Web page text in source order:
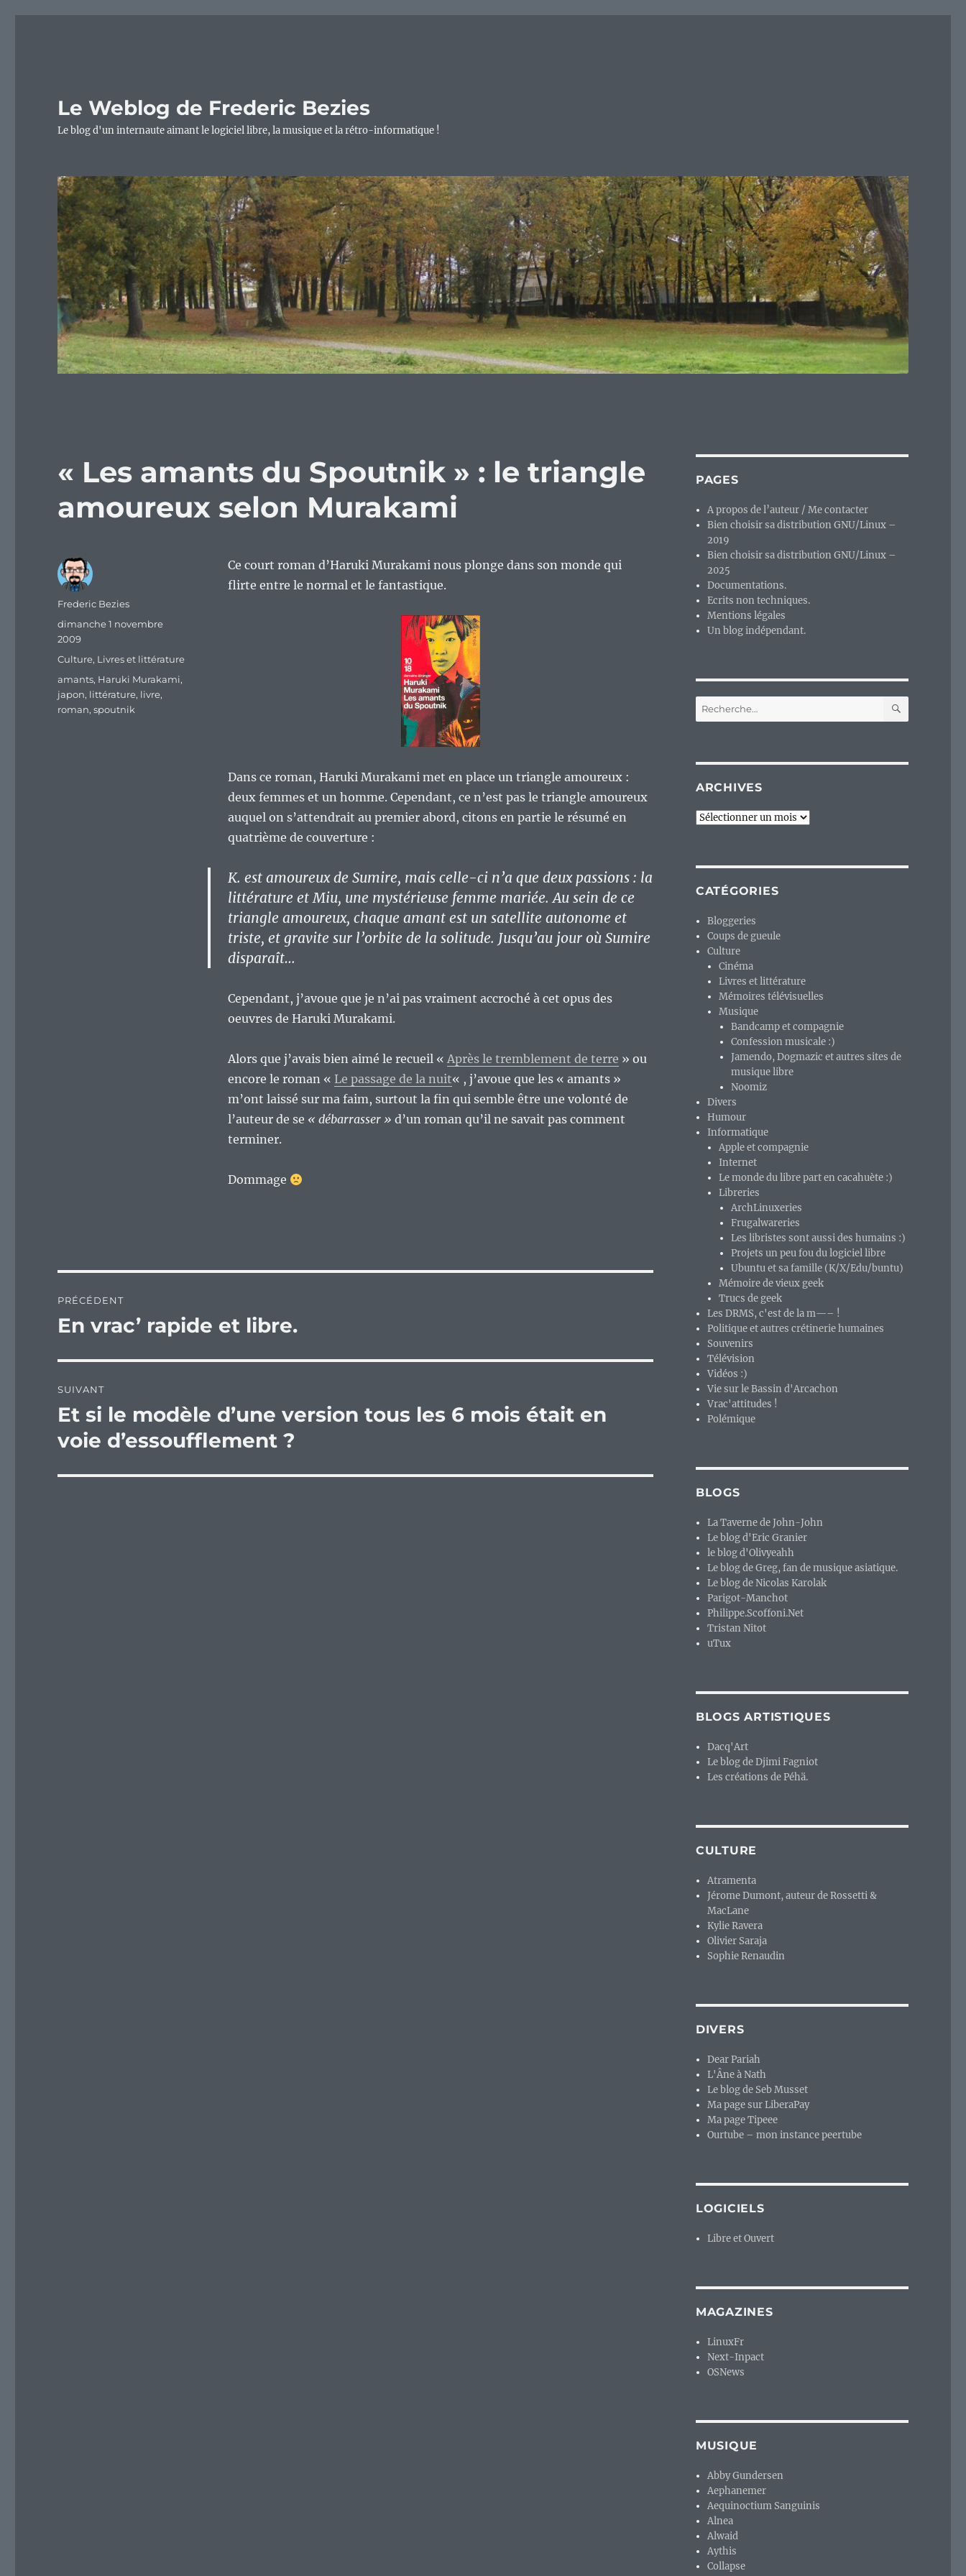
Le Weblog de Frederic Bezies
Le blog d'un internaute aimant le logiciel libre, la musique et la rétro-informatique !
« Les amants du Spoutnik » : le triangle
amoureux selon Murakami
Ce court roman d’Haruki Murakami nous plonge dans son monde qui
flirte entre le normal et le fantastique.
Dans ce roman, Haruki Murakami met en place un triangle amoureux :
deux femmes et un homme. Cependant, ce n’est pas le triangle amoureux
auquel on s’attendrait au premier abord, citons en partie le résumé en
quatrième de couverture :
K. est amoureux de Sumire, mais celle-ci n’a que deux passions : la
littérature et Miu, une mystérieuse femme mariée. Au sein de ce
triangle amoureux, chaque amant est un satellite autonome et
triste, et gravite sur l’orbite de la solitude. Jusqu’au jour où Sumire
disparaît…
Cependant, j’avoue que je n’ai pas vraiment accroché à cet opus des
oeuvres de Haruki Murakami.
Alors que j’avais bien aimé le recueil « Après le tremblement de terre » ou
encore le roman « Le passage de la nuit« , j’avoue que les « amants »
m’ont laissé sur ma faim, surtout la fin qui semble être une volonté de
l’auteur de se « débarrasser » d’un roman qu’il ne savait pas comment
terminer.
Dommage
Auteur
Frederic Bezies
Publié
le
dimanche 1 novembre
2009
Catégories
Culture, Livres et littérature
Étiquettes
amants, Haruki Murakami,
japon, littérature, livre,
roman,spoutnik
de
PRÉCÉDENT
Publication
En vrac’ rapide et libre.
SUIVANT
Publication
suivante :
Et si le modèle d’une version tous les 6 mois était en
voie d’essoufflement ?
PAGES
A propos de l’auteur / Me contacter
Bien choisir sa distribution GNU/Linux –
2019
Bien choisir sa distribution GNU/Linux –
2025
Documentations.
Ecrits non techniques.
Mentions légales
Un blog indépendant.
Recherche
pour :
ARCHIVES
Archives
CATÉGORIES
Bloggeries
Coups de gueule
Culture
Cinéma
Livres et littérature
Mémoires télévisuelles
Musique
Bandcamp et compagnie
Confession musicale :)
Jamendo, Dogmazic et autres sites de
musique libre
Noomiz
Divers
Humour
Informatique
Apple et compagnie
Internet
Le monde du libre part en cacahuète :)
Libreries
ArchLinuxeries
Frugalwareries
Les libristes sont aussi des humains :)
Projets un peu fou du logiciel libre
Ubuntu et sa famille (K/X/Edu/buntu)
Mémoire de vieux geek
Trucs de geek
Les DRMS, c'est de la m—– !
Politique et autres crétinerie humaines
Souvenirs
Télévision
Vidéos :)
Vie sur le Bassin d'Arcachon
Vrac'attitudes !
Polémique
BLOGS
La Taverne de John-John
Le blog d'Eric Granier
le blog d'Olivyeahh
Le blog de Greg, fan de musique asiatique.
Le blog de Nicolas Karolak
Parigot-Manchot
Philippe.Scoffoni.Net
Tristan Nitot
uTux
BLOGS ARTISTIQUES
Dacq'Art
Le blog de Djimi Fagniot
Les créations de Péhä.
CULTURE
Atramenta
Jérome Dumont, auteur de Rossetti &
MacLane
Kylie Ravera
Olivier Saraja
Sophie Renaudin
DIVERS
Dear Pariah
L'Âne à Nath
Le blog de Seb Musset
Ma page sur LiberaPay
Ma page Tipeee
Ourtube – mon instance peertube
LOGICIELS
Libre et Ouvert
MAGAZINES
LinuxFr
Next-Inpact
OSNews
MUSIQUE
Abby Gundersen
Aephanemer
Aequinoctium Sanguinis
Alnea
Alwaid
Aythis
Collapse